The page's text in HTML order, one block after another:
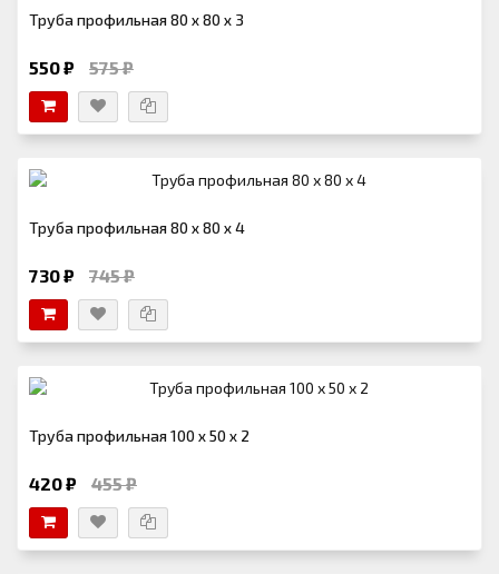
Труба профильная 80 х 80 х 3
550 ₽ 575 ₽
Труба профильная 80 х 80 х 4
730 ₽ 745 ₽
Труба профильная 100 х 50 х 2
420 ₽ 455 ₽